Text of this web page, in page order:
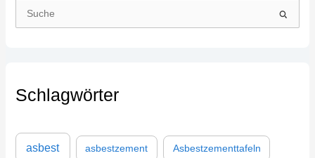
e
n
Schlagwörter
asbest asbestzement Asbestzementtafeln